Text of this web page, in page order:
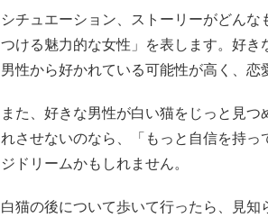
シチュエーション、ストーリーがどん
つける魅力的な女性」を表します。好
男性から好かれている可能性が高く、恋
また、好きな男性が白い猫をじっと見
れさせないのなら、「もっと自信を持
ジドリームかもしれません。
白猫の後について歩いて行ったら、見